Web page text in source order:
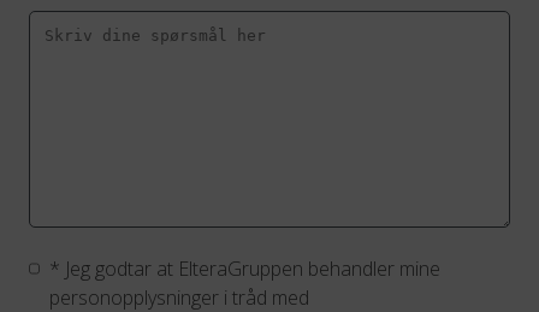
* Jeg godtar at ElteraGruppen behandler mine
personopplysninger i tråd med